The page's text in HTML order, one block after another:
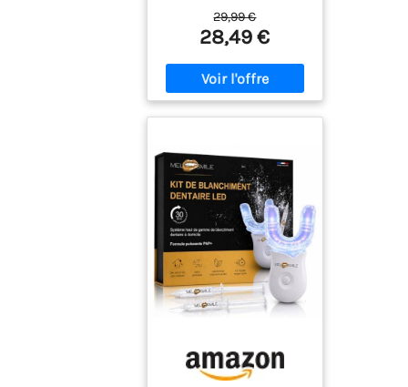
29,99 €
28,49 €